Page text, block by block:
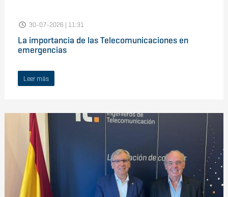
30-07-2026 | 11:31
La importancia de las Telecomunicaciones en
emergencias
Leer más